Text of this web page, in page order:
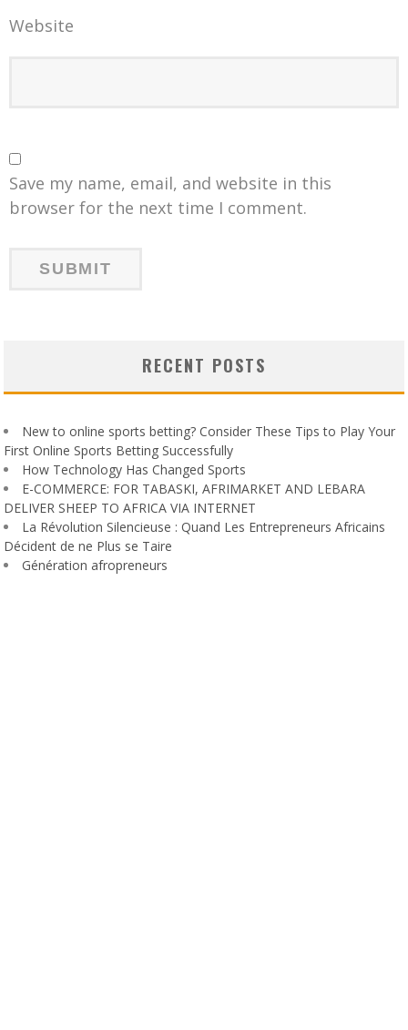
Website
Save my name, email, and website in this
browser for the next time I comment.
RECENT POSTS
New to online sports betting? Consider These Tips to Play Your
First Online Sports Betting Successfully
How Technology Has Changed Sports
E-COMMERCE: FOR TABASKI, AFRIMARKET AND LEBARA
DELIVER SHEEP TO AFRICA VIA INTERNET
La Révolution Silencieuse : Quand Les Entrepreneurs Africains
Décident de ne Plus se Taire
Génération afropreneurs